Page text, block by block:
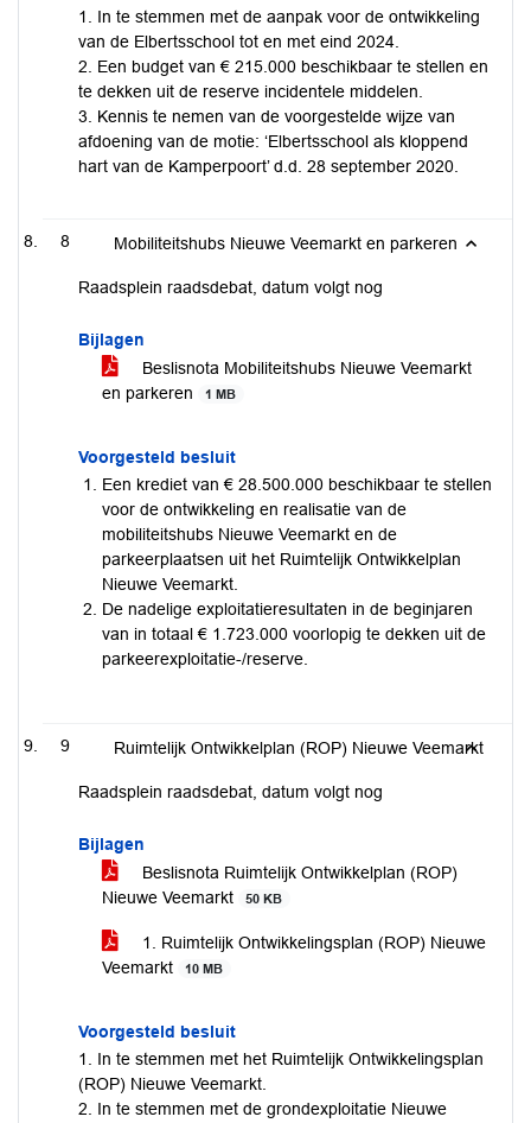
1. In te stemmen met de aanpak voor de ontwikkeling
van de Elbertsschool tot en met eind 2024.
2. Een budget van € 215.000 beschikbaar te stellen en
te dekken uit de reserve incidentele middelen.
3. Kennis te nemen van de voorgestelde wijze van
afdoening van de motie: ‘Elbertsschool als kloppend
hart van de Kamperpoort’ d.d. 28 september 2020.
8 Mobiliteitshubs Nieuwe Veemarkt en parkeren
Raadsplein raadsdebat, datum volgt nog
Bijlagen
Beslisnota Mobiliteitshubs Nieuwe Veemarkt
en parkeren
1 MB
Voorgesteld besluit
Een krediet van € 28.500.000 beschikbaar te stellen
voor de ontwikkeling en realisatie van de
mobiliteitshubs Nieuwe Veemarkt en de
parkeerplaatsen uit het Ruimtelijk Ontwikkelplan
Nieuwe Veemarkt.
De nadelige exploitatieresultaten in de beginjaren
van in totaal € 1.723.000 voorlopig te dekken uit de
parkeerexploitatie-/reserve.
9 Ruimtelijk Ontwikkelplan (ROP) Nieuwe Veemarkt
Raadsplein raadsdebat, datum volgt nog
Bijlagen
Beslisnota Ruimtelijk Ontwikkelplan (ROP)
Nieuwe Veemarkt
50 KB
1. Ruimtelijk Ontwikkelingsplan (ROP) Nieuwe
Veemarkt
10 MB
Voorgesteld besluit
1. In te stemmen met het Ruimtelijk Ontwikkelingsplan
(ROP) Nieuwe Veemarkt.
2. In te stemmen met de grondexploitatie Nieuwe